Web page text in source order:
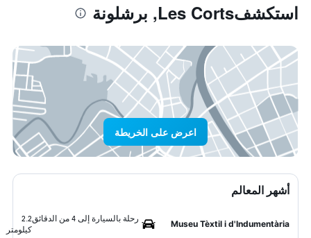
استكشفLes Corts, برشلونة
اعرض على الخريطة
أشهر المعالم
Museu Tèxtil i d'Indumentària
رحلة بالسيارة إلى 4 من الدقائق
2.2
كيلومتر